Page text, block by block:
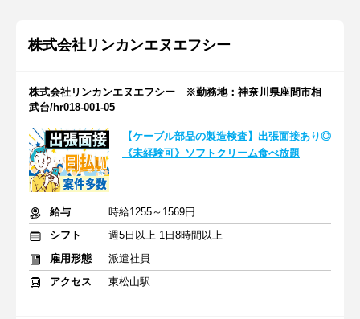
株式会社リンカンエヌエフシー
株式会社リンカンエヌエフシー ※勤務地：神奈川県座間市相
武台/hr018-001-05
【ケーブル部品の製造検査】出張面接あり◎
《未経験可》ソフトクリーム食べ放題
給与
時給1255～1569円
シフト
週5日以上 1日8時間以上
雇用形態
派遣社員
アクセス
東松山駅